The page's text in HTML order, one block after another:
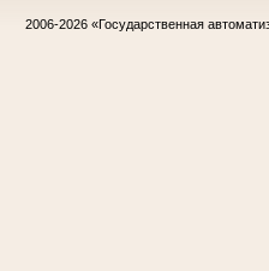
2006-2026 «Государственная